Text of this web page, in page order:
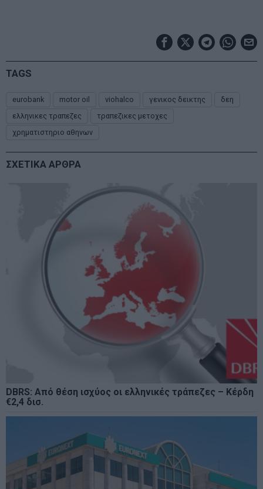
TAGS
eurobank motor oil viohalco γενικος δεικτης
δεη
ελληνικες τραπεζες
τραπεζικες μετοχες
χρηματιστηριο αθηνων
ΣΧΕΤΙΚΑ ΑΡΘΡΑ
DBRS: Από θέση ισχύος οι ελληνικές τράπεζες – Κέρδη
€2,4 δισ.